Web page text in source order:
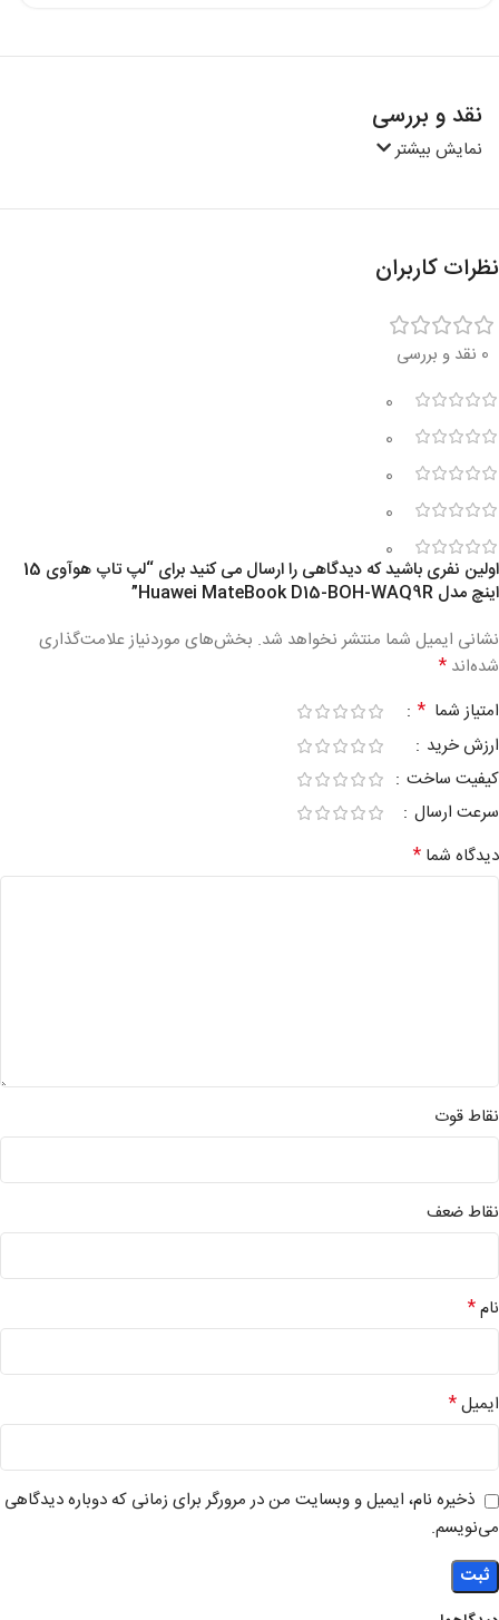
نقد و بررسی
نمایش بیشتر
نظرات کاربران
0 نقد و بررسی
0
0
0
0
0
اولین نفری باشید که دیدگاهی را ارسال می کنید برای “لپ تاپ هوآوی 15
اینچ مدل Huawei MateBook D15-BOH-WAQ9R”
نشانی ایمیل شما منتشر نخواهد شد. بخش‌های موردنیاز علامت‌گذاری
شده‌اند *
امتیاز شما *
ارزش خرید
کیفیت ساخت
سرعت ارسال
دیدگاه شما *
نقاط قوت
نقاط ضعف
نام*
ایمیل*
ذخیره نام، ایمیل و وبسایت من در مرورگر برای زمانی که دوباره دیدگاهی
می‌نویسم.